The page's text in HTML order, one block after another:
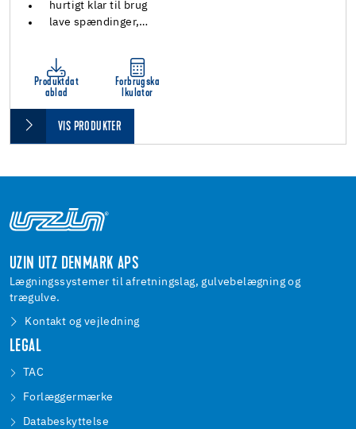
hurtigt klar til brug
lave spændinger,…
Produktdat
ablad
Forbrugska
lkulator
VIS PRODUKTER
UZIN UTZ DENMARK APS
Lægningssystemer til afretningslag, gulvebelægning og
trægulve.
Kontakt og vejledning
LEGAL
TAC
Forlæggermærke
Databeskyttelse